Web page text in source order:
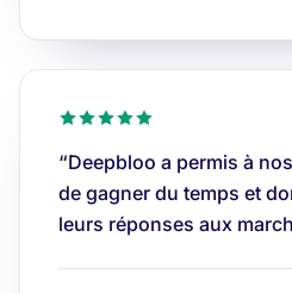
“Deepbloo a permis à
de gagner du temps et
leurs réponses aux